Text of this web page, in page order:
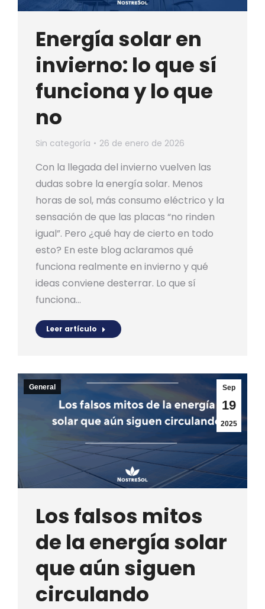
Energía solar en
invierno: lo que sí
funciona y lo que
no
Sin categoría 26 de enero de 2026
Con la llegada del invierno vuelven las
dudas sobre la energía solar. Menos
horas de sol, más consumo eléctrico y la
sensación de que las placas “no rinden
igual”. Pero ¿qué hay de cierto en todo
esto? En este blog aclaramos qué
funciona realmente en invierno y qué
ideas conviene desterrar. Lo que sí
funciona…
Leer artículo
Sep
19
2025
General
Los falsos mitos
de la energía solar
que aún siguen
circulando